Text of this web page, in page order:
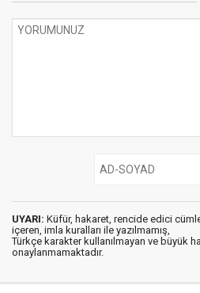
UYARI: Küfür, hakaret, rencide edici
içeren, imla kuralları ile yazılmamış,
Türkçe karakter kullanılmayan ve büyük
onaylanmamaktadır.